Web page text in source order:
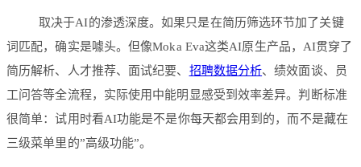
取决于AI的渗透深度。如果只是在简历筛选环节加了关键
词匹配，确实是噱头。但像Moka Eva这类AI原生产品，AI贯穿了
简历解析、人才推荐、面试纪要、 招聘数据分析、绩效面谈、员
工问答等全流程，实际使用中能明显感受到效率差异。判断标准
很简单：试用时看AI功能是不是你每天都会用到的，而不是藏在
三级菜单里的”高级功能”。